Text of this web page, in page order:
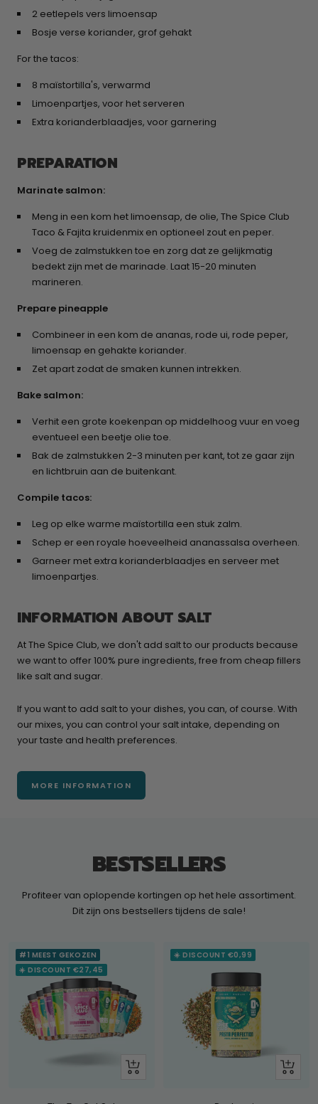
2 eetlepels vers limoensap
Bosje verse koriander, grof gehakt
For the tacos:
8 maïstortilla's, verwarmd
Limoenpartjes, voor het serveren
Extra korianderblaadjes, voor garnering
PREPARATION
Marinate salmon:
Meng in een kom het limoensap, de olie, The Spice Club
Taco & Fajita kruidenmix en optioneel zout en peper.
Voeg de zalmstukken toe en zorg dat ze gelijkmatig
bedekt zijn met de marinade. Laat 15-20 minuten
marineren.
Prepare pineapple
Combineer in een kom de ananas, rode ui, rode peper,
limoensap en gehakte koriander.
Zet apart zodat de smaken kunnen intrekken.
Bake salmon:
Verhit een grote koekenpan op middelhoog vuur en voeg
eventueel een beetje olie toe.
Bak de zalmstukken 2-3 minuten per kant, tot ze gaar zijn
en lichtbruin aan de buitenkant.
Compile tacos:
Leg op elke warme maïstortilla een stuk zalm.
Schep er een royale hoeveelheid ananassalsa overheen.
Garneer met extra korianderblaadjes en serveer met
limoenpartjes.
INFORMATION ABOUT SALT
At The Spice Club, we don't add salt to our products because
we want to offer 100% pure ingredients, free from cheap fillers
like salt and sugar.
If you want to add salt to your dishes, you can, of course. With
our mixes, you can control your salt intake, depending on
your taste and health preferences.
MORE INFORMATION
BESTSELLERS
Profiteer van oplopende kortingen op het hele assortiment.
Dit zijn ons bestsellers tijdens de sale!
#1 MEEST GEKOZEN
☀️ DISCOUNT €27,45
+
☀️ DISCOUNT €0,99
Look